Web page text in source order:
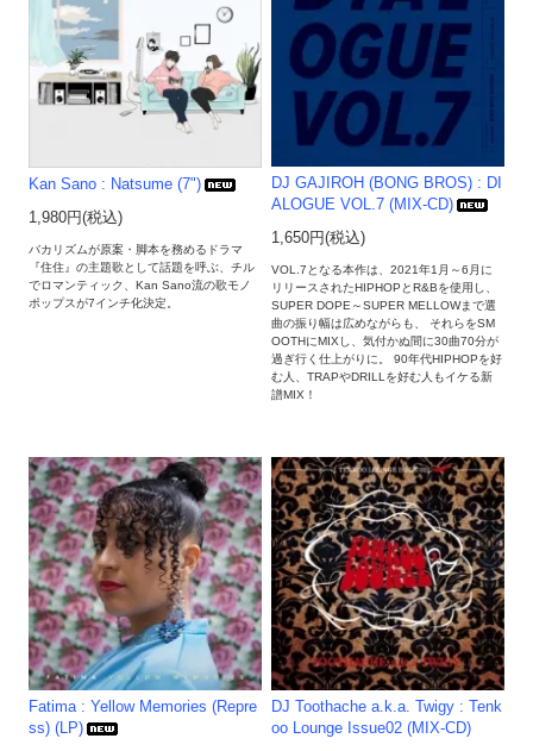
Kan Sano : Natsume (7")
1,980円(税込)
バカリズムが原案・脚本を務めるドラマ
『住住』の主題歌として話題を呼ぶ、チル
でロマンティック、Kan Sano流の歌モノ
ポップスが7インチ化決定。
DJ GAJIROH (BONG BROS) : DI
ALOGUE VOL.7 (MIX-CD)
1,650円(税込)
VOL.7となる本作は、2021年1月～6月に
リリースされたHIPHOPとR&Bを使用し、
SUPER DOPE～SUPER MELLOWまで選
曲の振り幅は広めながらも、 それらをSM
OOTHにMIXし、気付かぬ間に30曲70分が
過ぎ行く仕上がりに。 90年代HIPHOPを好
む人、TRAPやDRILLを好む人もイケる新
譜MIX！
Fatima : Yellow Memories (Repre
ss) (LP)
DJ Toothache a.k.a. Twigy : Tenk
oo Lounge Issue02 (MIX-CD)